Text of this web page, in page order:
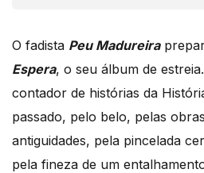
O fadista Peu Madureira
Espera, o seu álbum de
contador de histórias da
passado, pelo belo, pelas
antiguidades, pela pincelada
pela fineza de um